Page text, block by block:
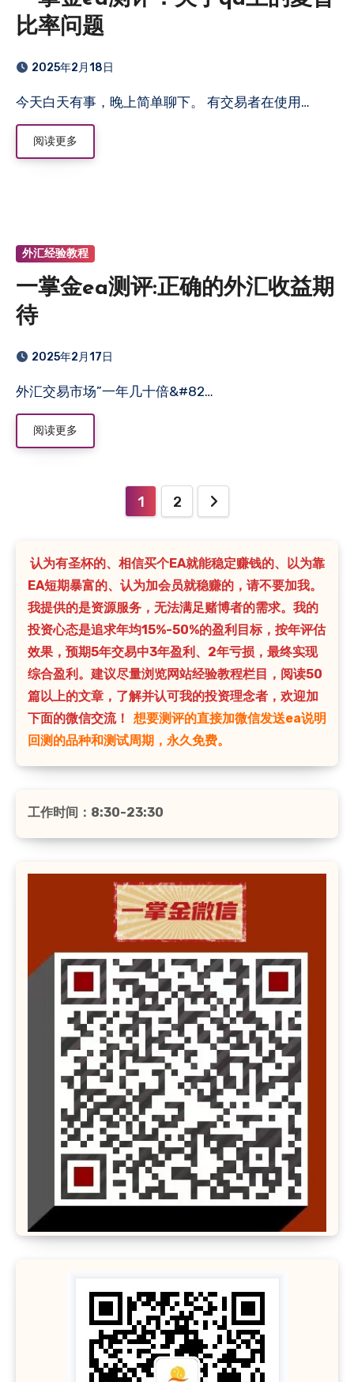
比率问题
2025年2月18日
今天白天有事，晚上简单聊下。 有交易者在使用…
阅读更多
外汇经验教程
一掌金ea测评:正确的外汇收益期
待
2025年2月17日
外汇交易市场”一年几十倍&#82…
阅读更多
分
页
1 2
认为有圣杯的、相信买个EA就能稳定赚钱的、以为靠
EA短期暴富的、认为加会员就稳赚的，请不要加我。
我提供的是资源服务，无法满足赌博者的需求。我的
投资心态是追求年均15%-50%的盈利目标，按年评估
效果，预期5年交易中3年盈利、2年亏损，最终实现
综合盈利。建议尽量浏览网站经验教程栏目，阅读50
篇以上的文章，了解并认可我的投资理念者，欢迎加
下面的微信交流！
想要测评的直接加微信发送ea说明
回测的品种和测试周期，永久免费。
工作时间：8:30-23:30